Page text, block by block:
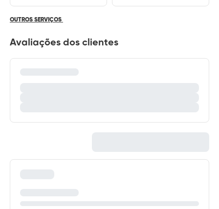
OUTROS SERVIÇOS
Avaliações dos clientes